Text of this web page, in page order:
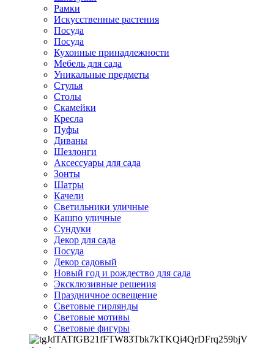
Рамки
Искусственные растения
Посуда
Посуда
Кухонные принадлежности
Мебель для сада
Уникальные предметы
Стулья
Столы
Скамейки
Кресла
Пуфы
Диваны
Шезлонги
Аксессуары для сада
Зонты
Шатры
Качели
Cветильники уличные
Кашпо уличные
Сундуки
Декор для сада
Посуда
Декор садовый
Новый год и рождество для сада
Эксклюзивные решения
Праздничное освещение
Световые гирлянды
Световые мотивы
Световые фигуры